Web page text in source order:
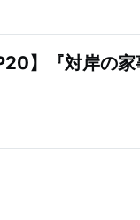
】『対岸の家